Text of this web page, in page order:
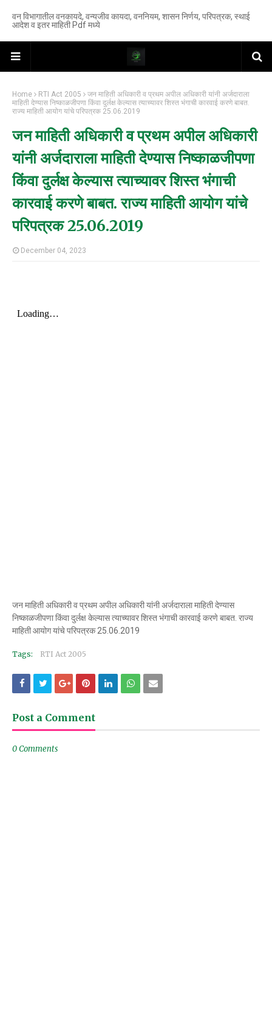
वन विभागातील वनकायदे, वन्यजीव कायदा, वननियम, शासन निर्णय, परिपत्रक, स्थाई
आदेश व इतर माहिती Pdf मध्ये
Home RTI Act 2005
जन माहिती अधिकारी व प्रथम अपील अधिकारी यांनी अर्जदाराला
माहिती देण्यास निष्काळजीपणा किंवा दुर्लक्ष केल्यास त्याच्यावर शिस्त भंगाची कारवाई करणे बाबत.
राज्य माहिती आयोग यांचे परिपत्रक 25.06.2019
जन माहिती अधिकारी व प्रथम अपील अधिकारी
यांनी अर्जदाराला माहिती देण्यास निष्काळजीपणा
किंवा दुर्लक्ष केल्यास त्याच्यावर शिस्त भंगाची
कारवाई करणे बाबत. राज्य माहिती आयोग यांचे
परिपत्रक 25.06.2019
December 04, 2023
जन माहिती अधिकारी व प्रथम अपील अधिकारी यांनी अर्जदाराला माहिती देण्यास
निष्काळजीपणा किंवा दुर्लक्ष केल्यास त्याच्यावर शिस्त भंगाची कारवाई करणे बाबत. राज्य
माहिती आयोग यांचे परिपत्रक 25.06.2019
Tags: RTI Act 2005
Post a Comment
0 Comments